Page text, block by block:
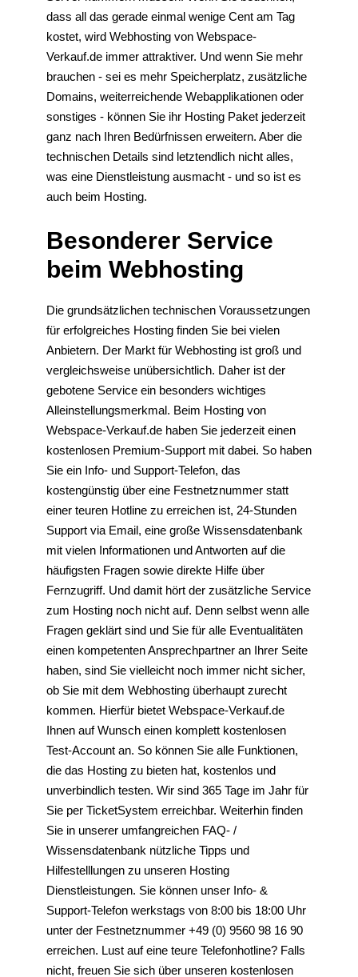
dass all das gerade einmal wenige Cent am Tag
kostet, wird Webhosting von Webspace-
Verkauf.de immer attraktiver. Und wenn Sie mehr
brauchen - sei es mehr Speicherplatz, zusätzliche
Domains, weiterreichende Webapplikationen oder
sonstiges - können Sie ihr Hosting Paket jederzeit
ganz nach Ihren Bedürfnissen erweitern. Aber die
technischen Details sind letztendlich nicht alles,
was eine Dienstleistung ausmacht - und so ist es
auch beim Hosting.
Besonderer Service
beim Webhosting
Die grundsätzlichen technischen Voraussetzungen
für erfolgreiches Hosting finden Sie bei vielen
Anbietern. Der Markt für Webhosting ist groß und
vergleichsweise unübersichtlich. Daher ist der
gebotene Service ein besonders wichtiges
Alleinstellungsmerkmal. Beim Hosting von
Webspace-Verkauf.de haben Sie jederzeit einen
kostenlosen Premium-Support mit dabei. So haben
Sie ein Info- und Support-Telefon, das
kostengünstig über eine Festnetznummer statt
einer teuren Hotline zu erreichen ist, 24-Stunden
Support via Email, eine große Wissensdatenbank
mit vielen Informationen und Antworten auf die
häufigsten Fragen sowie direkte Hilfe über
Fernzugriff. Und damit hört der zusätzliche Service
zum Hosting noch nicht auf. Denn selbst wenn alle
Fragen geklärt sind und Sie für alle Eventualitäten
einen kompetenten Ansprechpartner an Ihrer Seite
haben, sind Sie vielleicht noch immer nicht sicher,
ob Sie mit dem Webhosting überhaupt zurecht
kommen. Hierfür bietet Webspace-Verkauf.de
Ihnen auf Wunsch einen komplett kostenlosen
Test-Account an. So können Sie alle Funktionen,
die das Hosting zu bieten hat, kostenlos und
unverbindlich testen. Wir sind 365 Tage im Jahr für
Sie per TicketSystem erreichbar. Weiterhin finden
Sie in unserer umfangreichen FAQ- /
Wissensdatenbank nützliche Tipps und
Hilfestelllungen zu unseren Hosting
Dienstleistungen. Sie können unser Info- &
Support-Telefon werkstags von 8:00 bis 18:00 Uhr
unter der Festnetznummer +49 (0) 9560 98 16 90
erreichen. Lust auf eine teure Telefonhotline? Falls
nicht, freuen Sie sich über unseren kostenlosen